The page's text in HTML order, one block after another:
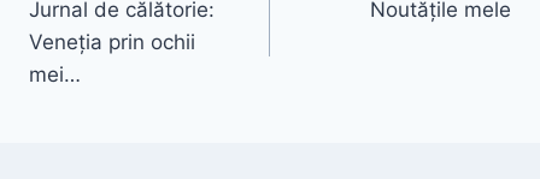
navigation
Jurnal de călătorie:
Veneția prin ochii
mei…
Noutățile mele